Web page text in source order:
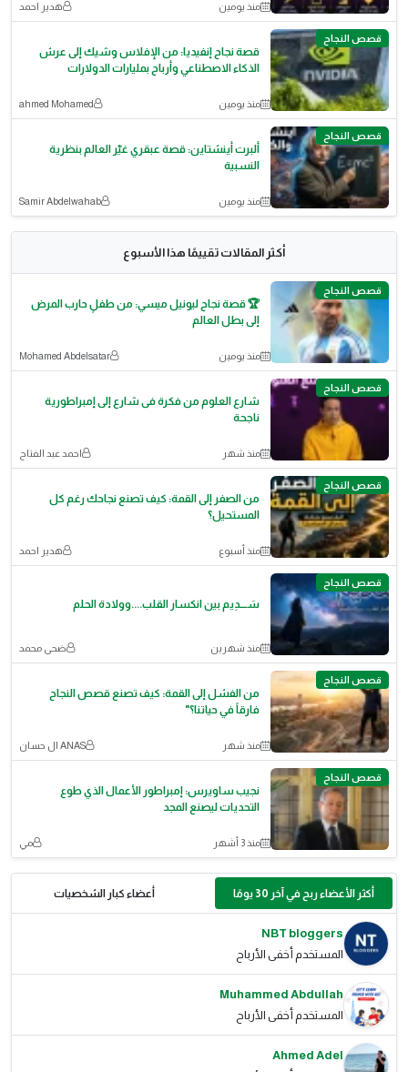
منذ يومين هدير احمد
قصص النجاح
قصة نجاح إنفيديا: من الإفلاس وشيك إلى عرش
الذكاء الاصطناعي وأرباح بمليارات الدولارات
منذ يومين ahmed Mohamed
قصص النجاح
ألبرت أينشتاين: قصة عبقري غيّر العالم بنظرية
النسبية
منذ يومين Samir Abdelwahab
أكثر المقالات تقييمًا هذا الأسبوع
قصص النجاح
🏆 قصة نجاح ليونيل ميسي: من طفلٍ حارب المرض
إلى بطل العالم
منذ يومين Mohamed Abdelsatar
قصص النجاح
شارع العلوم من فكرة فى شارع إلى إمبراطورية
ناجحة
منذ شهر احمد عبد الفتاح
قصص النجاح
من الصفر إلى القمة: كيف تصنع نجاحك رغم كل
المستحيل؟
منذ أسبوع هدير احمد
قصص النجاح
سَــــدِيم بين انكسار القلب....وولادة الحلم
منذ شهرين ضحى محمد
قصص النجاح
من الفشل إلى القمة: كيف تصنع قصص النجاح
فارقاً في حياتنا؟"
منذ شهر ANAS ال حسان
قصص النجاح
نجيب ساويرس: إمبراطور الأعمال الذي طوع
التحديات ليصنع المجد
منذ 3 أشهر مي
أكثر الأعضاء ربح في آخر 30 يومًا أعضاء كبار الشخصيات
NBT bloggers
المستخدم أخفى الأرباح
Muhammed Abdullah
المستخدم أخفى الأرباح
Ahmed Adel